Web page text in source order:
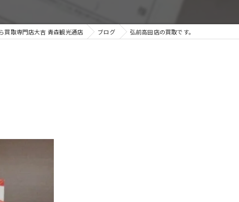
買取専門店大吉 青森観光通店 ブログ 弘前高田店の買取です。